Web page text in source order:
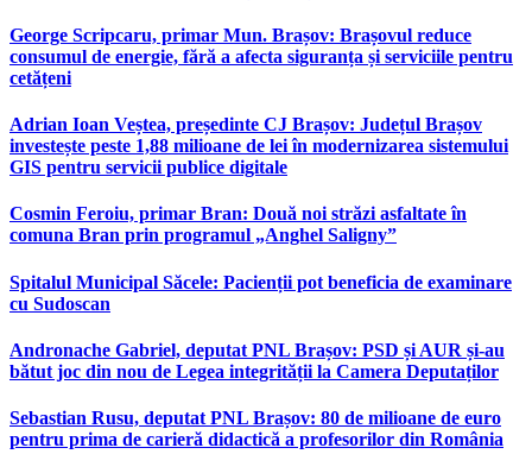
George Scripcaru, primar Mun. Brașov: Brașovul reduce
consumul de energie, fără a afecta siguranța și serviciile pentru
cetățeni
Adrian Ioan Veștea, președinte CJ Brașov: Județul Brașov
investește peste 1,88 milioane de lei în modernizarea sistemului
GIS pentru servicii publice digitale
Cosmin Feroiu, primar Bran: Două noi străzi asfaltate în
comuna Bran prin programul „Anghel Saligny”
Spitalul Municipal Săcele: Pacienții pot beneficia de examinare
cu Sudoscan
Andronache Gabriel, deputat PNL Brașov: PSD și AUR și-au
bătut joc din nou de Legea integrității la Camera Deputaților
Sebastian Rusu, deputat PNL Brașov: 80 de milioane de euro
pentru prima de carieră didactică a profesorilor din România